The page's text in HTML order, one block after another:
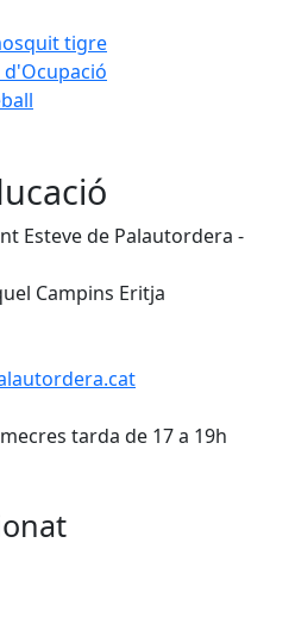
tigre
Esteve de Palautordera -
Campins Eritja
tarda de 17 a 19h